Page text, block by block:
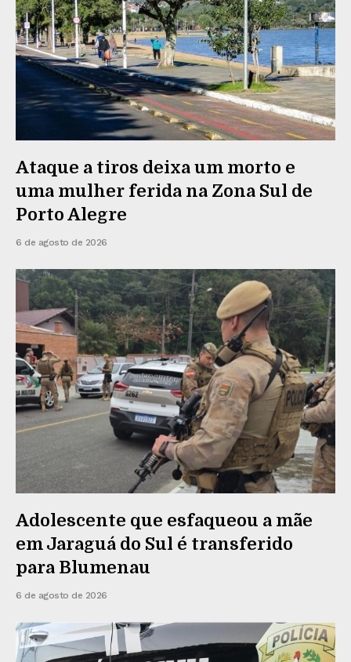
Ataque a tiros deixa um morto e
uma mulher ferida na Zona Sul de
Porto Alegre
6 de agosto de 2026
Adolescente que esfaqueou a mãe
em Jaraguá do Sul é transferido
para Blumenau
6 de agosto de 2026